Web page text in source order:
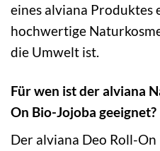
eines alviana Produktes
hochwertige
die Umwelt ist.
Für wen ist der alviana
On Bio-Jojoba geeignet?
Der alviana Deo Roll-